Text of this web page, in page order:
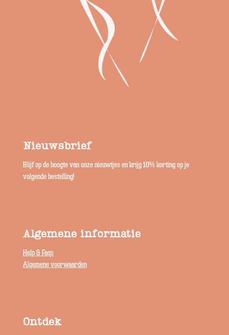
Nieuwsbrief
Blijf op de hoogte van onze nieuwtjes en krijg 10% korting op je
volgende bestelling!
Algemene informatie
Help & Faqs
Algemene voorwaarden
Ontdek